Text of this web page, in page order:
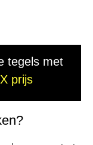
tegels met
prijs